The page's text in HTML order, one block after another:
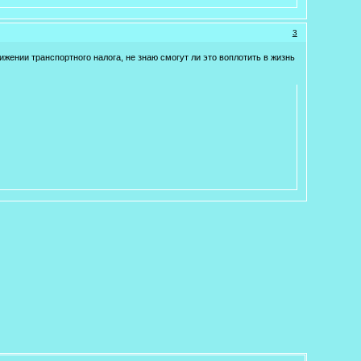
3
транспортного налога, не знаю смогут ли это воплотить в жизнь